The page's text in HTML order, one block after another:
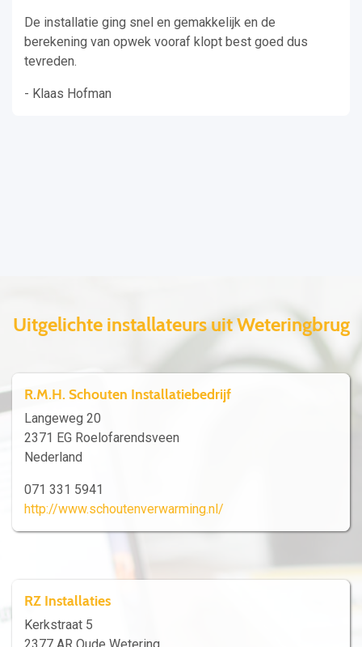
De installatie ging snel en gemakkelijk en de
berekening van opwek vooraf klopt best goed dus
tevreden.
- Klaas Hofman
Uitgelichte installateurs uit Weteringbrug
R.M.H. Schouten Installatiebedrijf
Langeweg 20
2371 EG Roelofarendsveen
Nederland
071 331 5941
http://www.schoutenverwarming.nl/
RZ Installaties
Kerkstraat 5